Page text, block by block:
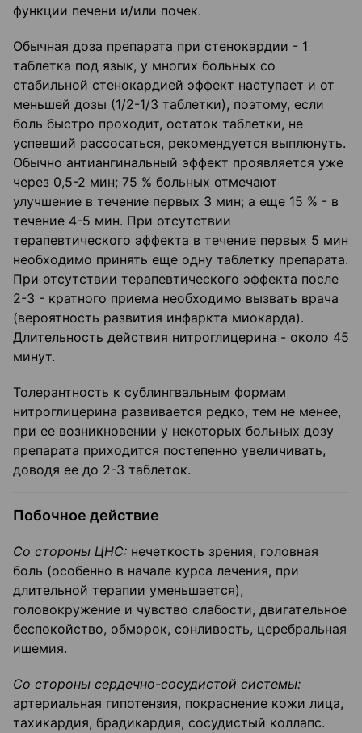
функции печени и/или почек.
Обычная доза препарата при стенокардии - 1
таблетка под язык, у многих больных со
стабильной стенокардией эффект наступает и от
меньшей дозы (1/2-1/3 таблетки), поэтому, если
боль быстро проходит, остаток таблетки, не
успевший рассосаться, рекомендуется выплюнуть.
Обычно антиангинальный эффект проявляется уже
через 0,5-2 мин; 75 % больных отмечают
улучшение в течение первых 3 мин; а еще 15 % - в
течение 4-5 мин. При отсутствии
терапевтического эффекта в течение первых 5 мин
необходимо принять еще одну таблетку препарата.
При отсутствии терапевтического эффекта после
2-3 - кратного приема необходимо вызвать врача
(вероятность развития инфаркта миокарда).
Длительность действия нитроглицерина - около 45
минут.
Толерантность к сублингвальным формам
нитроглицерина развивается редко, тем не менее,
при ее возникновении у некоторых больных дозу
препарата приходится постепенно увеличивать,
доводя ее до 2-3 таблеток.
Побочное действие
Со стороны ЦНС: нечеткость зрения, головная
боль (особенно в начале курса лечения, при
длительной терапии уменьшается),
головокружение и чувство слабости, двигательное
беспокойство, обморок, сонливость, церебральная
ишемия.
Со стороны сердечно-сосудистой системы:
артериальная гипотензия, покраснение кожи лица,
тахикардия, брадикардия, сосудистый коллапс.